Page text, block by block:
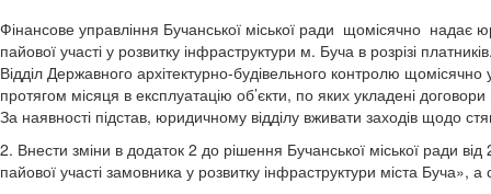
Фінансове управління Бучанської міської ради щомісячно надає
пайової участі у розвитку інфраструктури м. Буча в розрізі
Відділ Державного архітектурно-будівельного контролю
протягом місяця в експлуатацію об’єкти, по яких укладені
За наявності підстав, юридичному відділу вживати заходів щодо
2. Внести зміни в додаток 2 до рішення Бучанської міської
пайової участі замовника у розвитку інфраструктури міста Буча»,